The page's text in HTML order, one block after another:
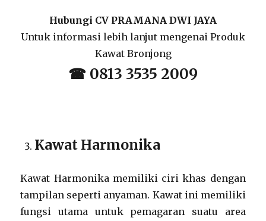
Hubungi CV PRAMANA DWI JAYA
Untuk informasi lebih lanjut mengenai Produk
Kawat Bronjong
☎ 0813 3535 2009
Kawat Harmonika
Kawat Harmonika memiliki ciri khas dengan
tampilan seperti anyaman. Kawat ini memiliki
fungsi utama untuk pemagaran suatu area